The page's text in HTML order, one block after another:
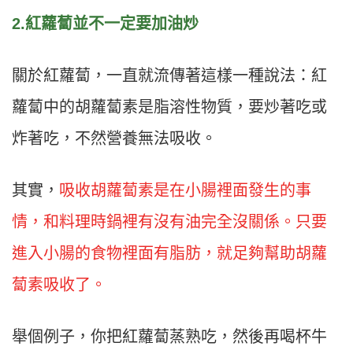
2.紅蘿蔔並不一定要加油炒
關於紅蘿蔔，一直就流傳著這樣一種說法：紅
蘿蔔中的胡蘿蔔素是脂溶性物質，要炒著吃或
炸著吃，不然營養無法吸收。
其實， 吸收胡蘿蔔素是在小腸裡面發生的事
情，和料理時鍋裡有沒有油完全沒關係。只要
進入小腸的食物裡面有脂肪，就足夠幫助胡蘿
蔔素吸收了。
舉個例子，你把紅蘿蔔蒸熟吃，然後再喝杯牛